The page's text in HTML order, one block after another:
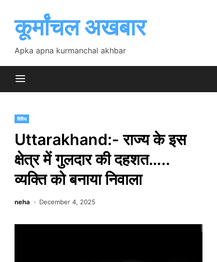
contentकूर्मांचल अखबार
Apka apna kurmanchal akhbar
विविध
Uttarakhand:- राज्य के इस
क्षेत्र में गुलदार की दहशत…..
व्यक्ति को बनाया निवाला
neha December 4, 2025